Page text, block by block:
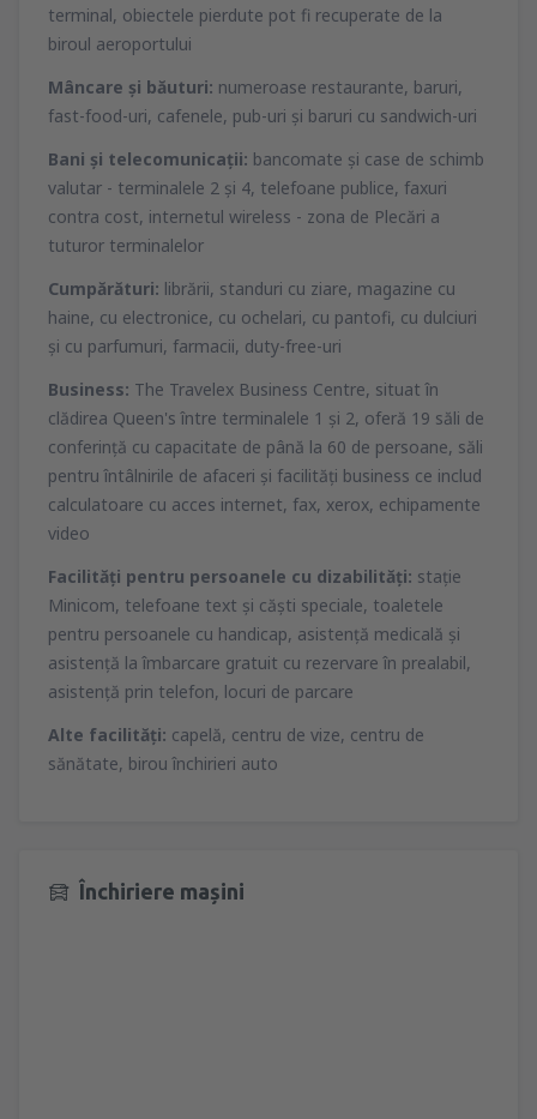
terminal, obiectele pierdute pot fi recuperate de la
biroul aeroportului
Mâncare şi băuturi: numeroase restaurante, baruri,
fast-food-uri, cafenele, pub-uri şi baruri cu sandwich-uri
Bani şi telecomunicaţii: bancomate şi case de schimb
valutar - terminalele 2 şi 4, telefoane publice, faxuri
contra cost, internetul wireless - zona de Plecări a
tuturor terminalelor
Cumpărături: librării, standuri cu ziare, magazine cu
haine, cu electronice, cu ochelari, cu pantofi, cu dulciuri
şi cu parfumuri, farmacii, duty-free-uri
Business: The Travelex Business Centre, situat în
clădirea Queen's între terminalele 1 şi 2, oferă 19 săli de
conferinţă cu capacitate de până la 60 de persoane, săli
pentru întâlnirile de afaceri şi facilităţi business ce includ
calculatoare cu acces internet, fax, xerox, echipamente
video
Facilităţi pentru persoanele cu dizabilităţi: staţie
Minicom, telefoane text şi căşti speciale, toaletele
pentru persoanele cu handicap, asistenţă medicală şi
asistenţă la îmbarcare gratuit cu rezervare în prealabil,
asistenţă prin telefon, locuri de parcare
Alte facilităţi: capelă, centru de vize, centru de
sănătate, birou închirieri auto
Închiriere mașini